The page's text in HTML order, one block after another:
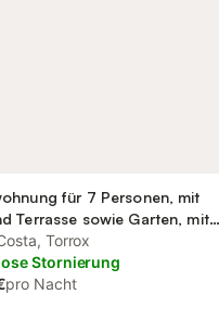
für 7 Personen, mit
Terrasse sowie Garten, mit
Torrox
Stornierung
pro Nacht